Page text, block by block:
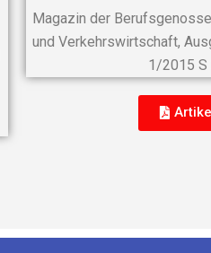
Magazin der
und Verkehrswirtschaft,
1/2015 S